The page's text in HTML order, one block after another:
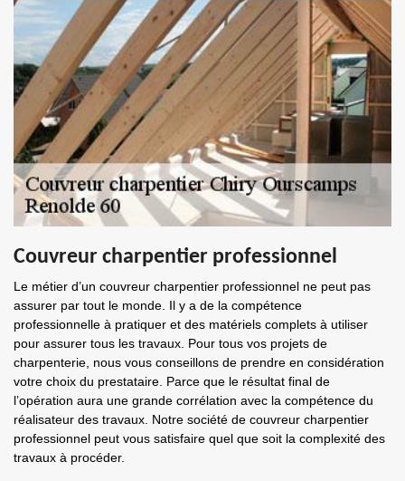
Couvreur charpentier professionnel
Le métier d’un couvreur charpentier professionnel ne peut pas
assurer par tout le monde. Il y a de la compétence
professionnelle à pratiquer et des matériels complets à utiliser
pour assurer tous les travaux. Pour tous vos projets de
charpenterie, nous vous conseillons de prendre en considération
votre choix du prestataire. Parce que le résultat final de
l’opération aura une grande corrélation avec la compétence du
réalisateur des travaux. Notre société de couvreur charpentier
professionnel peut vous satisfaire quel que soit la complexité des
travaux à procéder.